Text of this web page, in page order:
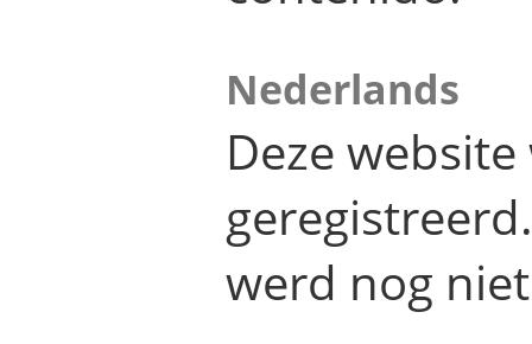
Nederlands
Deze
werd nog